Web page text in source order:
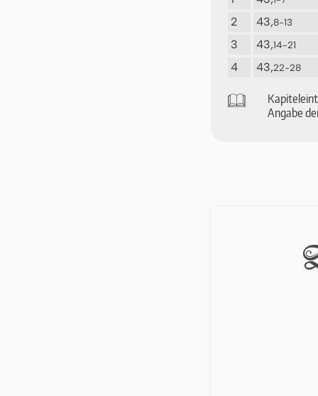
2 43,8-13
3 43,14-21
4 43,22-28
🕮
An­ga­be